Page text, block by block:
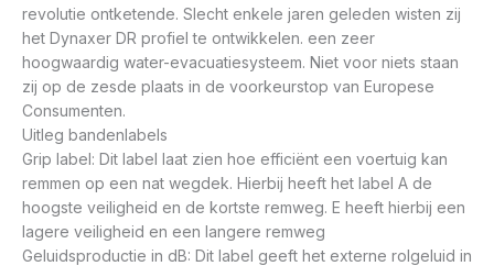
revolutie ontketende. Slecht enkele jaren geleden wisten zij
het Dynaxer DR profiel te ontwikkelen. een zeer
hoogwaardig water-evacuatiesysteem. Niet voor niets staan
zij op de zesde plaats in de voorkeurstop van Europese
Consumenten.
Uitleg bandenlabels
Grip label: Dit label laat zien hoe efficiënt een voertuig kan
remmen op een nat wegdek. Hierbij heeft het label A de
hoogste veiligheid en de kortste remweg. E heeft hierbij een
lagere veiligheid en een langere remweg
Geluidsproductie in dB: Dit label geeft het externe rolgeluid in